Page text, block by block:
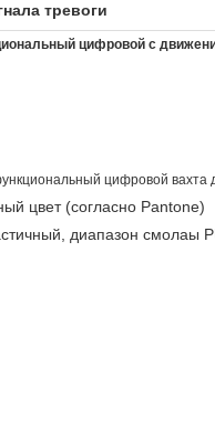
тревоги
цифровой с
цифровой
цвет (согласно Pantone)
диапазон смолаы